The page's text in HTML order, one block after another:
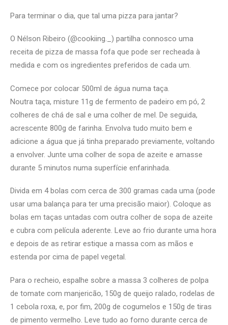
Para terminar o dia, que tal uma pizza para jantar?
O Nélson Ribeiro (@cookiing._) partilha connosco uma
receita de pizza de massa fofa que pode ser recheada à
medida e com os ingredientes preferidos de cada um.
Comece por colocar 500ml de água numa taça.
Noutra taça, misture 11g de fermento de padeiro em pó, 2
colheres de chá de sal e uma colher de mel. De seguida,
acrescente 800g de farinha. Envolva tudo muito bem e
adicione a água que já tinha preparado previamente, voltando
a envolver. Junte uma colher de sopa de azeite e amasse
durante 5 minutos numa superfície enfarinhada.
Divida em 4 bolas com cerca de 300 gramas cada uma (pode
usar uma balança para ter uma precisão maior). Coloque as
bolas em taças untadas com outra colher de sopa de azeite
e cubra com película aderente. Leve ao frio durante uma hora
e depois de as retirar estique a massa com as mãos e
estenda por cima de papel vegetal.
Para o recheio, espalhe sobre a massa 3 colheres de polpa
de tomate com manjericão, 150g de queijo ralado, rodelas de
1 cebola roxa, e, por fim, 200g de cogumelos e 150g de tiras
de pimento vermelho. Leve tudo ao forno durante cerca de